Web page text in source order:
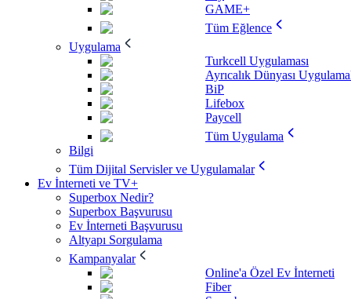
GAME+
Tüm Eğlence
Uygulama
Turkcell Uygulaması
Ayrıcalık Dünyası
BiP
Lifebox
Paycell
Tüm Uygulama
Bilgi
Tüm Dijital Servisler ve Uygulamalar
Ev İnterneti ve TV+
Superbox Nedir?
Superbox Başvurusu
Ev İnterneti Başvurusu
Altyapı Sorgulama
Kampanyalar
Online'a Özel Ev İnterneti
Fiber